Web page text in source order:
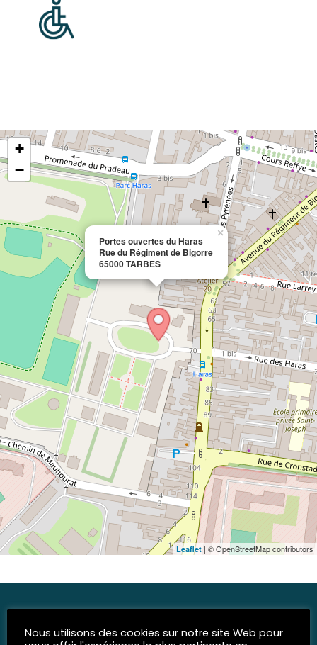
Portes ouvertes du Haras
Rue du Régiment de Bigorre
65000 TARBES
×
+
−
Leaflet | © OpenStreetMap contributors
Nous utilisons des cookies sur notre site Web pour